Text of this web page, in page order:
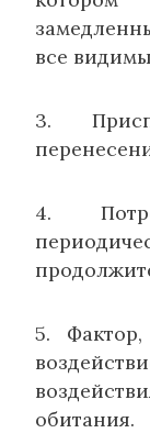
все
3.
4.
5. Фактор,
обитания.